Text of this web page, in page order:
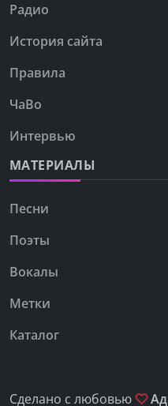
Радио
История сайта
Правила
ЧаВо
Интервью
МАТЕРИАЛЫ
Песни
Поэты
Вокалы
Метки
Каталог
Сделано с любовью